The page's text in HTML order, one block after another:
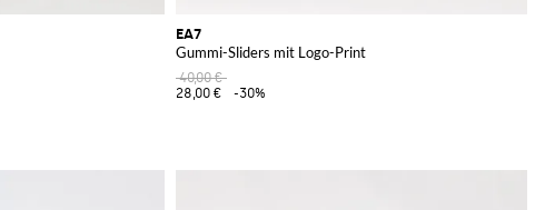
EA7
Gummi-Sliders mit Logo-Print
40,00 €
28,00 €
-30%